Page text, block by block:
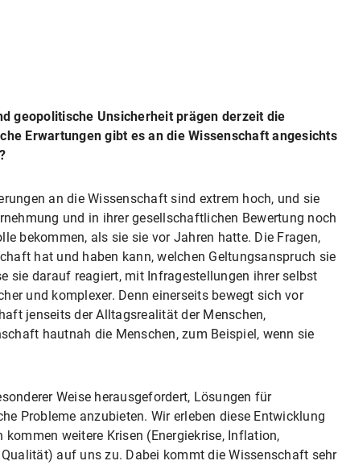
geopolitische Unsicherheit prägen derzeit die
Erwartungen gibt es an die Wissenschaft angesichts
an die Wissenschaft sind extrem hoch, und sie
und in ihrer gesellschaftlichen Bewertung noch
bekommen, als sie sie vor Jahren hatte. Die Fragen,
hat und haben kann, welchen Geltungsanspruch sie
sie darauf reagiert, mit Infragestellungen ihrer selbst
und komplexer. Denn einerseits bewegt sich vor
jenseits der Alltagsrealität der Menschen,
hautnah die Menschen, zum Beispiel, wenn sie
Weise herausgefordert, Lösungen für
Probleme anzubieten. Wir erleben diese Entwicklung
kommen weitere Krisen (Energiekrise, Inflation,
auf uns zu. Dabei kommt die Wissenschaft sehr